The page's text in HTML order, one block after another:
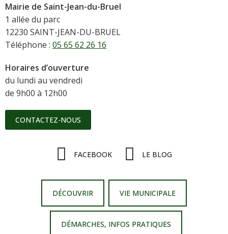
Mairie de Saint-Jean-du-Bruel
1 allée du parc
12230 SAINT-JEAN-DU-BRUEL
Téléphone : 05 65 62 26 16
Horaires d’ouverture
du lundi au vendredi
de 9h00 à 12h00
CONTACTEZ-NOUS
FACEBOOK LE BLOG
DÉCOUVRIR VIE MUNICIPALE
DÉMARCHES, INFOS PRATIQUES